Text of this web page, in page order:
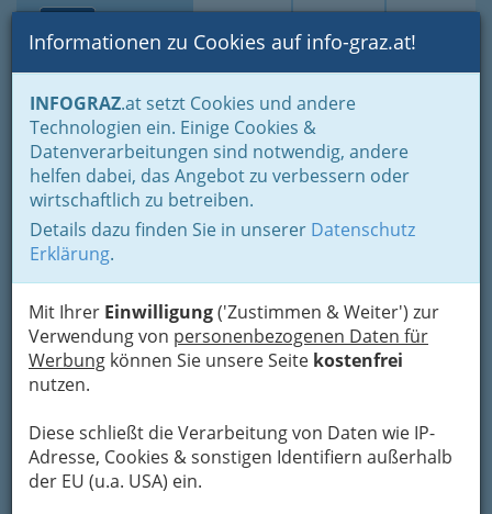
Suche Login Toggle
Informationen zu Cookies auf info-graz.at!
INFOGRAZ.at setzt Cookies und andere
Technologien ein. Einige Cookies &
Datenverarbeitungen sind notwendig, andere
helfen dabei, das Angebot zu verbessern oder
wirtschaftlich zu betreiben.
Details dazu finden Sie in unserer Datenschutz
Erklärung.
Mit Ihrer Einwilligung('Zustimmen & Weiter') zur
Verwendung von personenbezogenen Daten für
Werbung können Sie unsere Seite kostenfrei
nutzen.
Diese schließt die Verarbeitung von Daten wie IP-
Adresse, Cookies & sonstigen Identifiern außerhalb
der EU (u.a. USA) ein.
Home Branchen
Bodenkalk Reg.Gen.m.b.H.
Liebenauer Hauptstraße 34 2/3, 8041 Graz
+43 316 715 479
+43 316 715 479-85
Karte
Kontaktaufnahme